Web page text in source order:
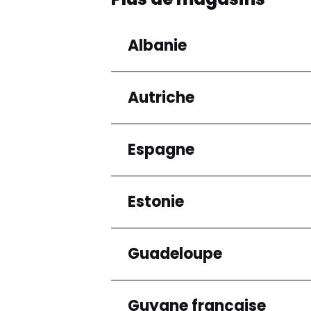
Albanie
Régions
Préfecture de Tirana
Autriche
Régions
Niederösterreich
Espagne
Régions
Andalucía
Estonie
Régions
Harju maakond
Guadeloupe
Régions
Guyane française